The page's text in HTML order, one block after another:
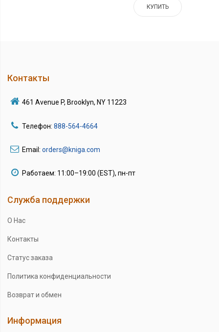
КУПИТЬ
Контакты
461 Avenue P, Brooklyn, NY 11223
Телефон: 888-564-4664
Email: orders@kniga.com
Работаем: 11:00–19:00 (EST), пн-пт
Служба поддержки
О Нас
Контакты
Статус заказа
Политика конфиденциальности
Возврат и обмен
Информация